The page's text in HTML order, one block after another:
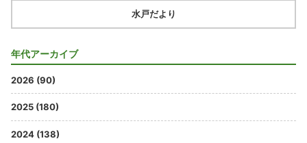
水戸だより
年代アーカイブ
2026 (90)
2025 (180)
2024 (138)